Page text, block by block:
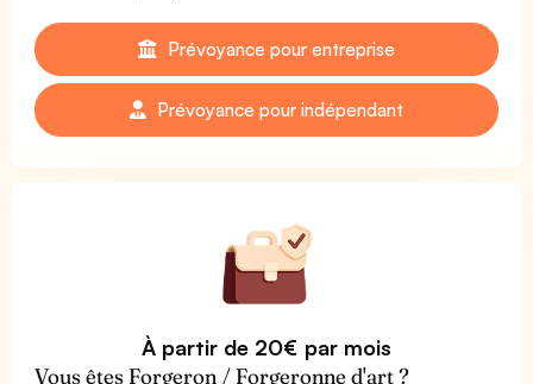
Prévoyance pour entreprise
Prévoyance pour indépendant
À partir de 20€ par mois
Vous êtes Forgeron / Forgeronne d'art ?